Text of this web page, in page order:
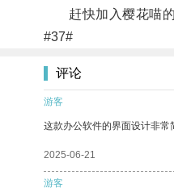
赶快加入樱花喵的
#37#
评论
游客
这款办公软件的界面设计非常
2025-06-21
游客